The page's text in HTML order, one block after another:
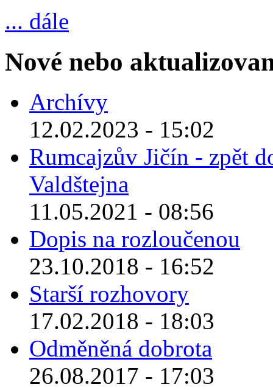
... dále
Nové nebo
Archívy
12.02.2023 - 15:02
Rumcajzův Jičín - zpět
Valdštejna
11.05.2021 - 08:56
Dopis na rozloučenou
23.10.2018 - 16:52
Starší rozhovory
17.02.2018 - 18:03
Odměněná dobrota
26.08.2017 - 17:03